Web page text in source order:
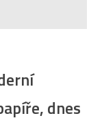
dnes